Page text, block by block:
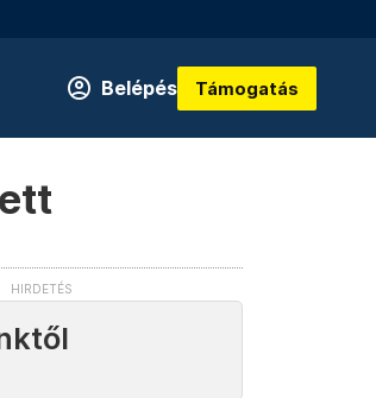
Belépés Támogatás